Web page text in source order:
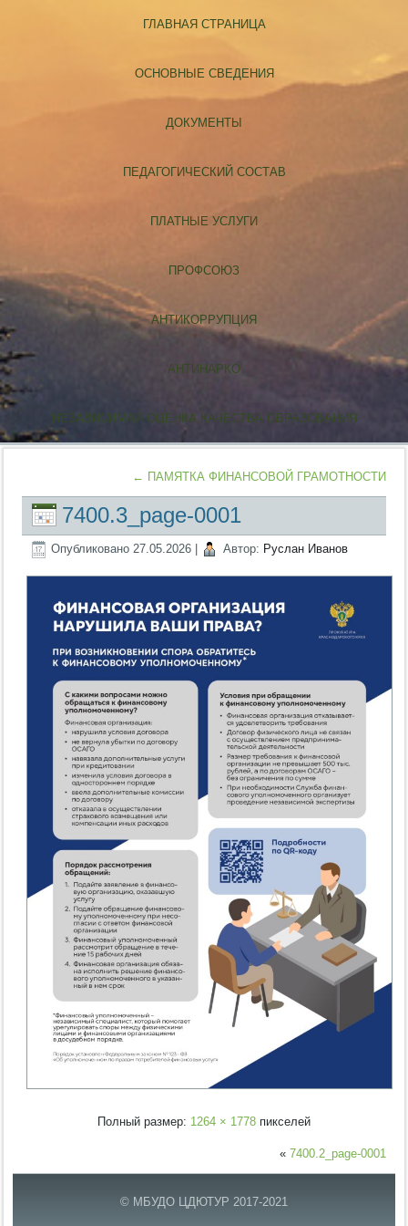
ГЛАВНАЯ СТРАНИЦА
ОСНОВНЫЕ СВЕДЕНИЯ
ДОКУМЕНТЫ
ПЕДАГОГИЧЕСКИЙ СОСТАВ
ПЛАТНЫЕ УСЛУГИ
ПРОФСОЮЗ
АНТИКОРРУПЦИЯ
АНТИНАРКО
НЕЗАВИСИМАЯ ОЦЕНКА КАЧЕСТВА ОБРАЗОВАНИЯ
← ПАМЯТКА ФИНАНСОВОЙ ГРАМОТНОСТИ
7400.3_page-0001
Опубликовано 27.05.2026 | Автор: Руслан Иванов
Полный размер: 1264 × 1778 пикселей
« 7400.2_page-0001
© МБУДО ЦДЮТУР 2017-2021